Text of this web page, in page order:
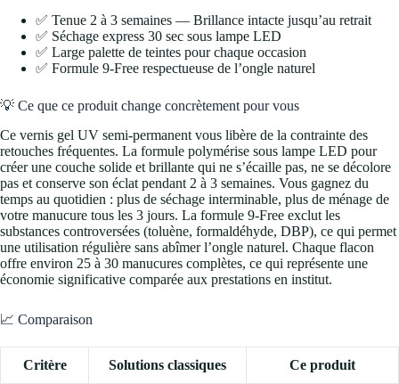
✅ Tenue 2 à 3 semaines — Brillance intacte jusqu’au retrait
✅ Séchage express 30 sec sous lampe LED
✅ Large palette de teintes pour chaque occasion
✅ Formule 9-Free respectueuse de l’ongle naturel
💡 Ce que ce produit change concrètement pour vous
Ce vernis gel UV semi-permanent vous libère de la contrainte des
retouches fréquentes. La formule polymérise sous lampe LED pour
créer une couche solide et brillante qui ne s’écaille pas, ne se décolore
pas et conserve son éclat pendant 2 à 3 semaines. Vous gagnez du
temps au quotidien : plus de séchage interminable, plus de ménage de
votre manucure tous les 3 jours. La formule 9-Free exclut les
substances controversées (toluène, formaldéhyde, DBP), ce qui permet
une utilisation régulière sans abîmer l’ongle naturel. Chaque flacon
offre environ 25 à 30 manucures complètes, ce qui représente une
économie significative comparée aux prestations en institut.
📈 Comparaison
Critère Solutions classiques Ce produit